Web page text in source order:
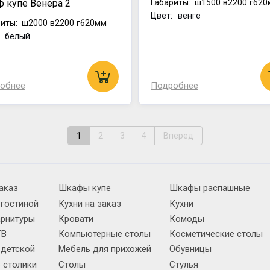
купе Венера 2
ш2000 в2200 г620мм
белый
Габариты: ш1500 в2200
Цвет: венге
Подробнее
1 2 3 4 Вперед
Шкафы купе
Шкафы распашные
Кухни на заказ
Кухни
Кровати
Комоды
Компьютерные столы
Косметические столы
Мебель для прихожей
Обувницы
Столы Стулья